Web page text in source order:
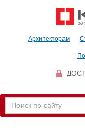
Архитекторам